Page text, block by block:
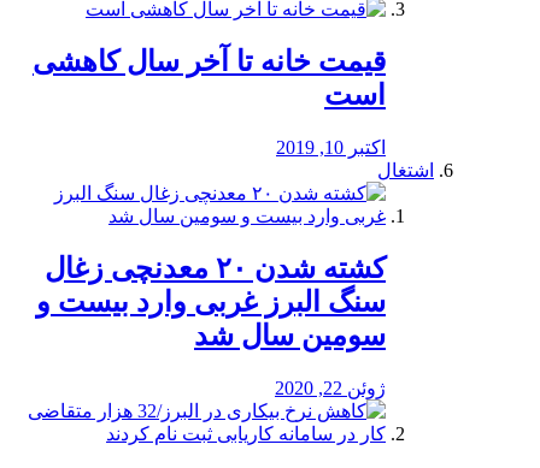
قیمت خانه تا آخر سال کاهشی
است
اکتبر 10, 2019
اشتغال
کشته شدن ۲۰ معدنچی زغال
سنگ البرز غربی وارد بیست و
سومین سال شد
ژوئن 22, 2020